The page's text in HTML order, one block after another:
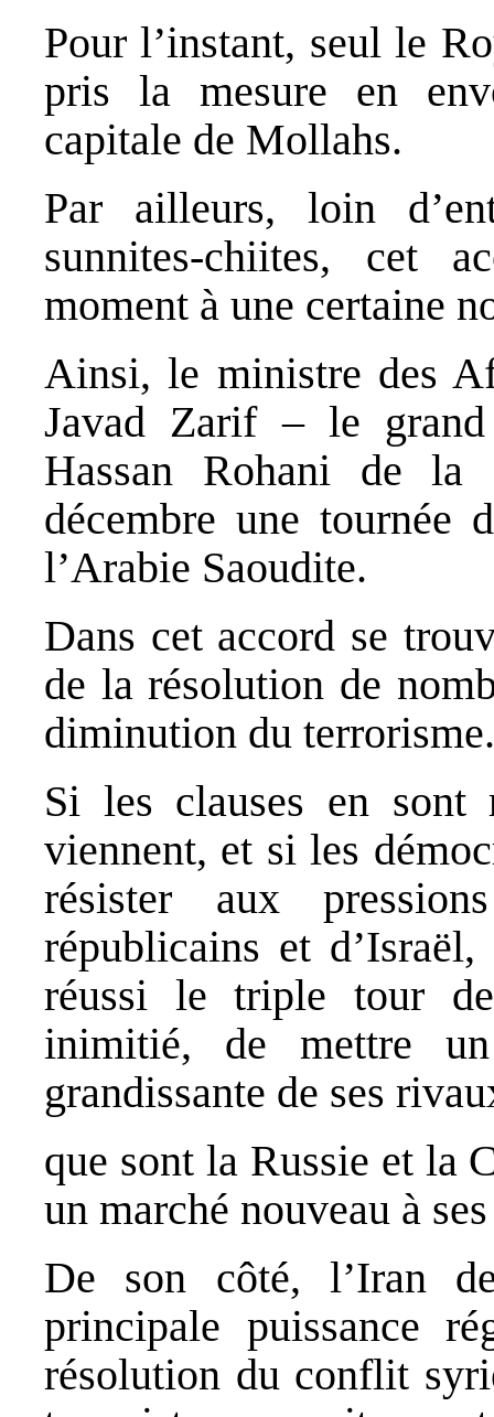
Pour l’instant, seul le
pris la mesure en
capitale de Mollahs.
Par ailleurs, loin
sunnites‐chiites, cet
moment à une certaine
Ainsi, le ministre des
Javad Zarif – le grand
Hassan Rohani de la
décembre une tournée
l’Arabie Saoudite.
Dans cet accord se
de la résolution de
diminution du terrorisme.
Si les clauses en sont
viennent, et si les
résister aux
républicains et
réussi le triple tour
inimitié, de mettre
grandissante de ses
que sont la Russie et la
un marché nouveau à
De son côté, l’Iran
principale puissance
résolution du conflit